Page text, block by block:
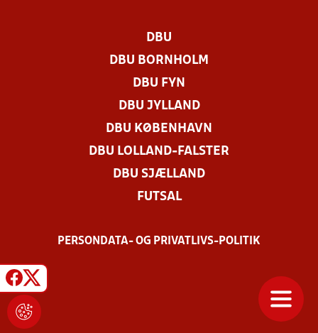
DBU
DBU BORNHOLM
DBU FYN
DBU JYLLAND
DBU KØBENHAVN
DBU LOLLAND-FALSTER
DBU SJÆLLAND
FUTSAL
PERSONDATA- OG PRIVATLIVS-POLITIK